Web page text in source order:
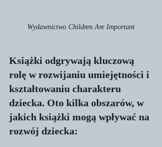
Wydawnictwo Children Are Important
Książki odgrywają kluczową
rolę w rozwijaniu umiejętności i
kształtowaniu charakteru
dziecka. Oto kilka obszarów, w
jakich książki mogą wpływać na
rozwój dziecka: